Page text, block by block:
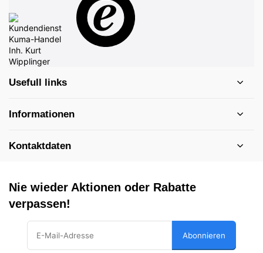
Usefull links
Informationen
Kontaktdaten
Nie wieder Aktionen oder Rabatte
verpassen!
Abonnieren